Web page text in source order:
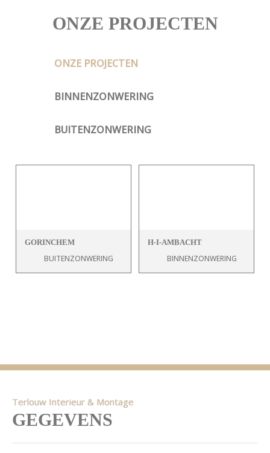
ONZE PROJECTEN
ONZE PROJECTEN
BINNENZONWERING
BUITENZONWERING
GORINCHEM
BUITENZONWERING
H-I-AMBACHT
BINNENZONWERING
Terlouw Interieur & Montage
GEGEVENS